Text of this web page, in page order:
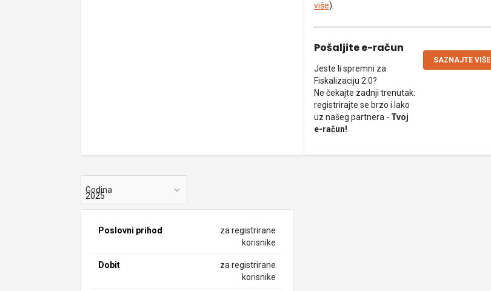
više).
Pošaljite e-račun
Jeste li spremni za
Fiskalizaciju 2.0?
Ne čekajte zadnji trenutak:
registrirajte se brzo i lako
uz našeg partnera - Tvoj
e-račun!
SAZNAJTE VIŠE
Godina
Poslovni prihod
za registrirane
korisnike
Dobit
za registrirane
korisnike